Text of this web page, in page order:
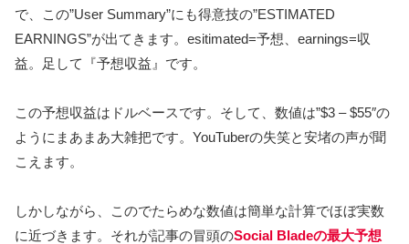
で、この”User Summary”にも得意技の”ESTIMATED
EARNINGS”が出てきます。esitimated=予想、earnings=収
益。足して『予想収益』です。
この予想収益はドルベースです。そして、数値は”$3 – $55″の
ようにまあまあ大雑把です。YouTuberの失笑と安堵の声が聞
こえます。
しかしながら、このでたらめな数値は簡単な計算でほぼ実数
に近づきます。それが記事の冒頭のSocial Bladeの最大予想